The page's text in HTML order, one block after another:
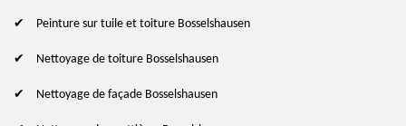
Peinture sur tuile et toiture Bosselshausen
Nettoyage de toiture Bosselshausen
Nettoyage de façade Bosselshausen